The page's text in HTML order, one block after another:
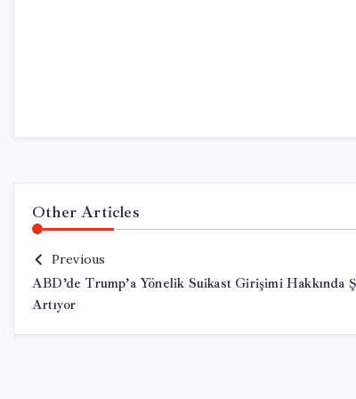
Other Articles
Previous
ABD’de Trump’a Yönelik Suikast Girişimi Hakkında
Artıyor